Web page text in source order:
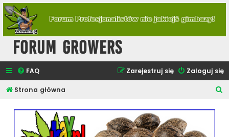
Forum Growers
FAQ Zaloguj się
Zarejestruj się
Strona główna